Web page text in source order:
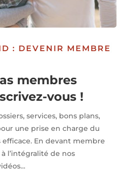
: DEVENIR MEMBRE
membres
vous !
services, bons plans,
une prise en charge du
En devant membre
l’intégralité de nos